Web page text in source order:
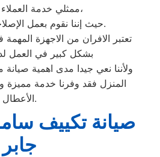
ممثلي خدمة العملاء عبر الهاتف،
حيث إننا نقوم بعمل الإصلاحات داخل منزلك.
تعتبر الافران من الاجهزة
بشكل كبير في العمل
ولأننا نعي جيدا مدى اهمية
المنزل فقد وفرنا خدمة مميزة
الأعطال.
صيانة تكييف
جابر